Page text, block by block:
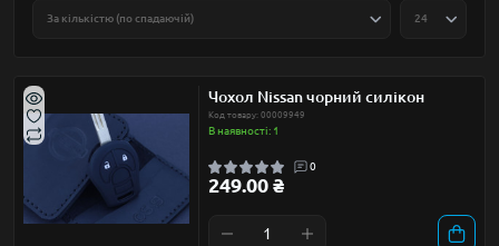
Чохол Nissan чорний силікон
Код товару: 00009949
В наявності: 1
0
249.00 ₴